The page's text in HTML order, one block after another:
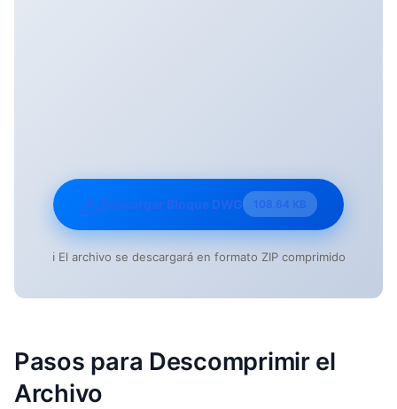
Descargar Bloque DWG 108.64 KB
ℹ️ El archivo se descargará en formato ZIP comprimido
Pasos para Descomprimir el
Archivo